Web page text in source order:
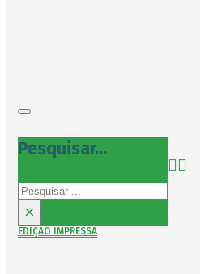
Pesquisar...
Pesquisar
×
EDIÇÃO IMPRESSA